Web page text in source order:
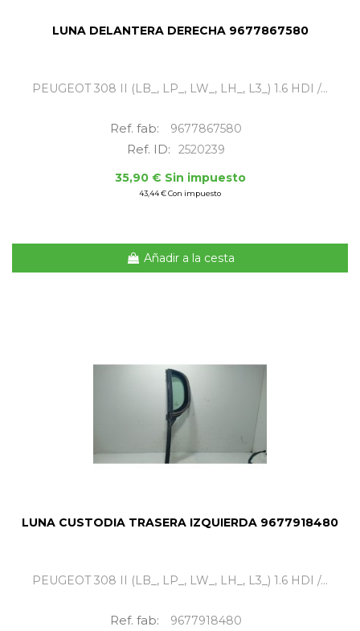
LUNA DELANTERA DERECHA 9677867580
PEUGEOT 308 II (LB_, LP_, LW_, LH_, L3_) 1.6 HDI /...
Ref. fab: 9677867580
Ref. ID:
2520239
35,90 € Sin impuesto
43,44 € Con impuesto
Añadir a la cesta
LUNA CUSTODIA TRASERA IZQUIERDA 9677918480
PEUGEOT 308 II (LB_, LP_, LW_, LH_, L3_) 1.6 HDI /...
Ref. fab: 9677918480